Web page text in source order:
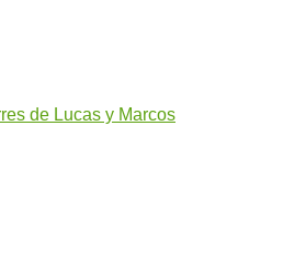
de Lucas y Marcos